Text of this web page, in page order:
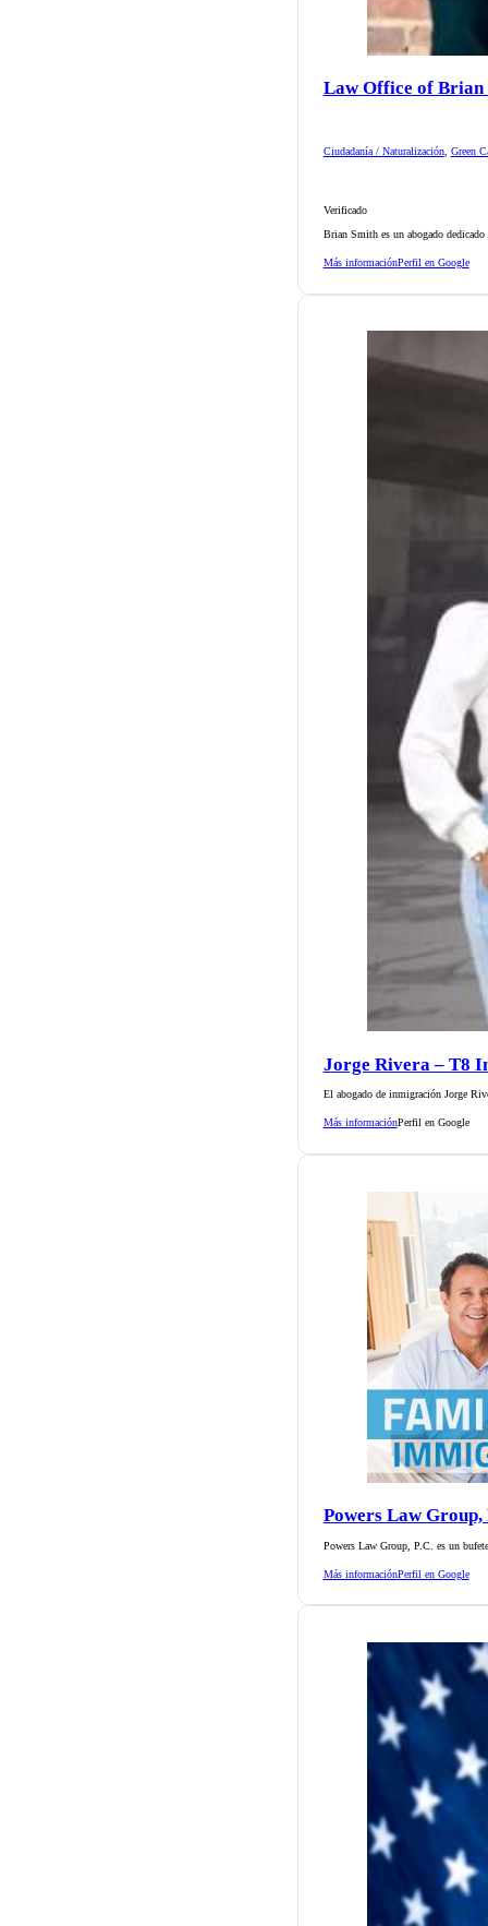
Law Office of Brian
Ciudadanía / Naturalización, Green
Verificado
Brian Smith es un abogado
Más informaciónPerfil en Google
Jorge Rivera – T8
El abogado de inmigración Jorge
Más informaciónPerfil en Google
Powers Law Group,
Powers Law Group, P.C. es un
Más informaciónPerfil en Google